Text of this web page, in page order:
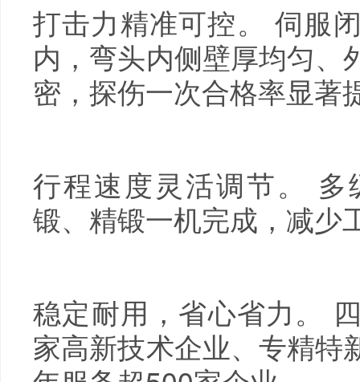
打击力精准可控。 伺服
内，弯头内侧壁厚均匀、
密，探伤一次合格率显著
行程速度灵活调节。
锻、精锻一机完成，减少
稳定耐用，省心省力。
家高新技术企业、专精特